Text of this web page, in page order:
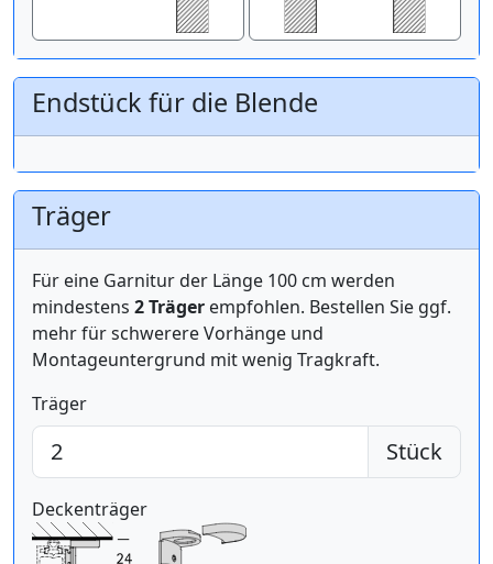
Endstück für die Blende
Träger
Für eine Garnitur der Länge 100 cm werden
mindestens 2 Träger empfohlen. Bestellen Sie ggf.
mehr für schwerere Vorhänge und
Montageuntergrund mit wenig Tragkraft.
Träger
Stück
Deckenträger